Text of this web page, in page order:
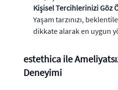
Kişisel Tercihlerinizi Göz
Yaşam tarzınızı,
dikkate alarak en uygun
estethica ile
Deneyimi